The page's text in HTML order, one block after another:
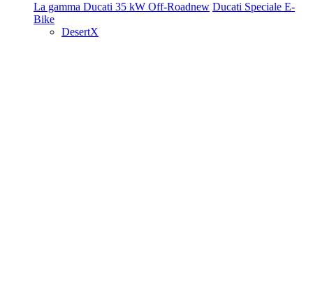
La gamma Ducati 35 kW Off-Roadnew Ducati Speciale E-
Bike
DesertX